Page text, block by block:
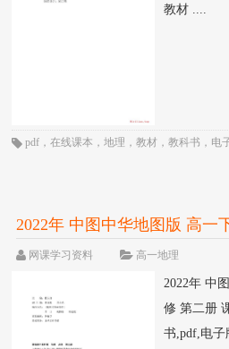
教材 ....
pdf ，在线课本 ，地理 ，教材 ，教科书 ， 电
2022年 中图中华地图版 高一
课本 pdf 高清
网课学习资料 高一地理
2022年 中
修 第二册
书,pdf,电